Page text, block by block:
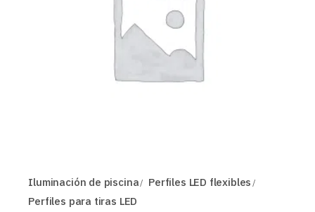
Iluminación de piscina
Perfiles LED flexibles
Perfiles para tiras LED